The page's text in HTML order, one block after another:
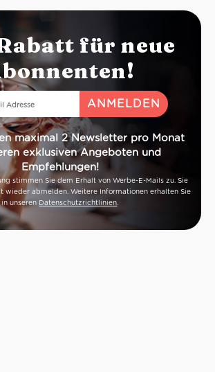
für neue
maximal 2 Newsletter pro Monat
exklusiven Angeboten und
Empfehlungen!
stimmen Sie dem Erhalt von Werbe-E-Mails zu. Sie
wieder abmelden. Weitere Informationen erhalten Sie
in unseren Datenschutzrichtlinien